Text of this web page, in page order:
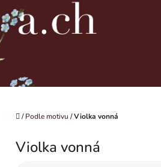
Domů
/ Podle motivu /Violka vonná
Violka vonná